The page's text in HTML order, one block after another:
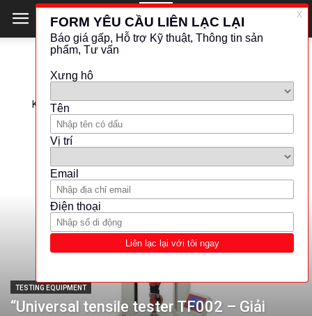
TRENDING NOW
Kikusui-FC(Fuel Cell) Impedance Meter (Model:KFM2005)
TESTING EQUIPMENT
“Universal tensile tester TF002 – Giải